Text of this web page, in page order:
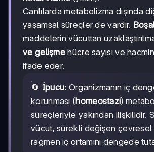
Canlılarda metabolizma dışında
yaşamsal süreçler de vardır.
maddelerin vücuttan
ve gelişme hücre sayısı ve
ifade eder.
🔄 İpucu: Organizmanın iç
korunması (homeostazi)
süreçleriyle yakından ilişkilidir.
vücut, sürekli değişen çevresel
rağmen iç ortamını dengede